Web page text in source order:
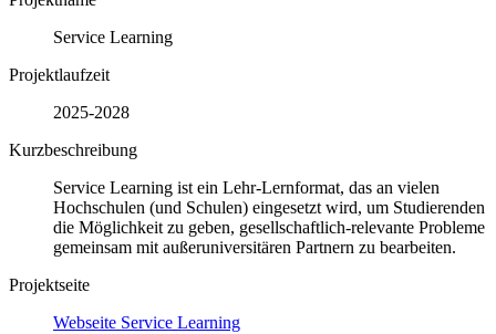
Service Learning
Projektlaufzeit
2025-2028
Kurzbeschreibung
Service Learning ist ein Lehr-Lernformat, das an vielen
Hochschulen (und Schulen) eingesetzt wird, um Studierenden
die Möglichkeit zu geben, gesellschaftlich-relevante Probleme
gemeinsam mit außeruniversitären Partnern zu bearbeiten.
Projektseite
Webseite Service Learning